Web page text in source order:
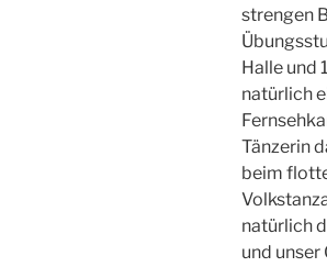
strengen
Halle und
natürlich
Tänzerin
beim
natürlich
und